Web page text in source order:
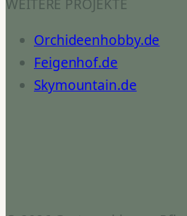
WEITERE PROJEKTE
Orchideenhobby.de
Feigenhof.de
Skymountain.de